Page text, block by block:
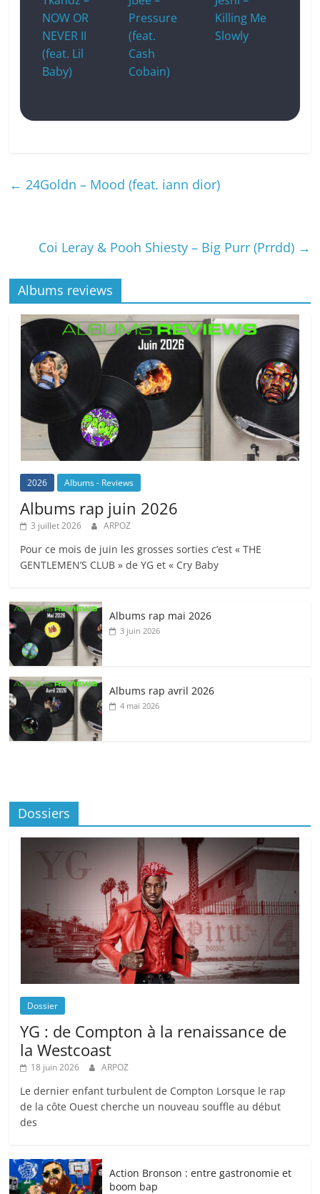
NOW OR
NEVER II
(feat. Lil
Baby)
Pressure
(feat.
Cash
Cobain)
Killing Me
Slowly
← 24Goldn – Mood (feat. iann dior)
Coi Leray & Pooh Shiesty – Big Purr (Prrdd) →
Albums reviews
2026 Albums - Reviews
Albums rap juin 2026
3 juillet 2026 ARPOZ
Pour ce mois de juin les grosses sorties c’est « THE
GENTLEMEN’S CLUB » de YG et « Cry Baby
Albums rap mai 2026
3 juin 2026
Albums rap avril 2026
4 mai 2026
Dossiers
Dossier
YG : de Compton à la renaissance de
la Westcoast
18 juin 2026 ARPOZ
Le dernier enfant turbulent de Compton Lorsque le rap
de la côte Ouest cherche un nouveau souffle au début
des
Action Bronson : entre gastronomie et
boom bap